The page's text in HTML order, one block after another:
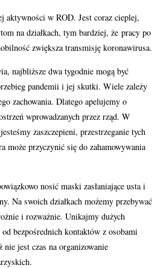
aktywności w ROD. Jest coraz cieplej,
na działkach, tym bardziej, że pracy po
zwiększa transmisję koronawirusa.
najbliższe dwa tygodnie mogą być
pandemii i jej skutki. Wiele zależy
zachowania. Dlatego apelujemy o
wprowadzanych przez rząd. W
zaszczepieni, przestrzeganie tych
może przyczynić się do zahamowywania
nosić maski zasłaniające usta i
Na swoich działkach możemy przebywać
i rozważnie. Unikajmy dużych
bezpośrednich kontaktów z osobami
jest czas na organizowanie